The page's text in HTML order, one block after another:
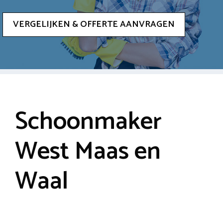
VERGELIJKEN & OFFERTE AANVRAGEN
Schoonmaker
West Maas en
Waal